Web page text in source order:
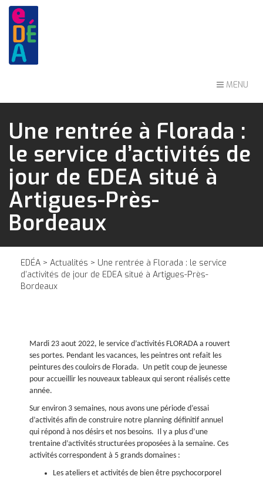
MENU
Une rentrée à Florada :
le service d’activités de
jour de EDEA situé à
Artigues-Près-
Bordeaux
EDÉA > Actualités > Une rentrée à Florada : le service
d’activités de jour de EDEA situé à Artigues-Près-
Bordeaux
Mardi 23 aout 2022, le service d’activités FLORADA a rouvert
ses portes. Pendant les vacances, les peintres ont refait les
peintures des couloirs de Florada. Un petit coup de jeunesse
pour accueillir les nouveaux tableaux qui seront réalisés cette
année.
Sur environ 3 semaines, nous avons une période d’essai
d’activités afin de construire notre planning définitif annuel
qui répond à nos désirs et nos besoins. Il y a plus d’une
trentaine d’activités structurées proposées à la semaine. Ces
activités correspondent à 5 grands domaines :
Les ateliers et activités de bien être psychocorporel